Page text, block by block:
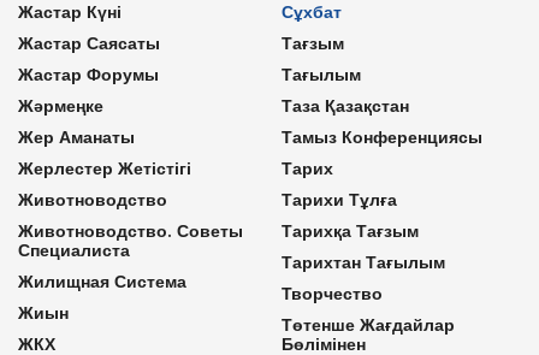
Жастар Күні
Жастар Саясаты
Жастар Форумы
Жәрмеңке
Жер Аманаты
Жерлестер Жетістігі
Животноводство
Животноводство. Советы
Специалиста
Жилищная Система
Жиын
ЖКХ
Сұхбат
Тағзым
Тағылым
Таза Қазақстан
Тамыз Конференциясы
Тарих
Тарихи Тұлға
Тарихқа Тағзым
Тарихтан Тағылым
Творчество
Төтенше Жағдайлар
Бөлімінен